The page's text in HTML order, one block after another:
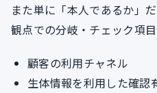
また単に「本人であるか」
観点での分岐・チェック項
顧客の利用チャネル
生体情報を利用した確認